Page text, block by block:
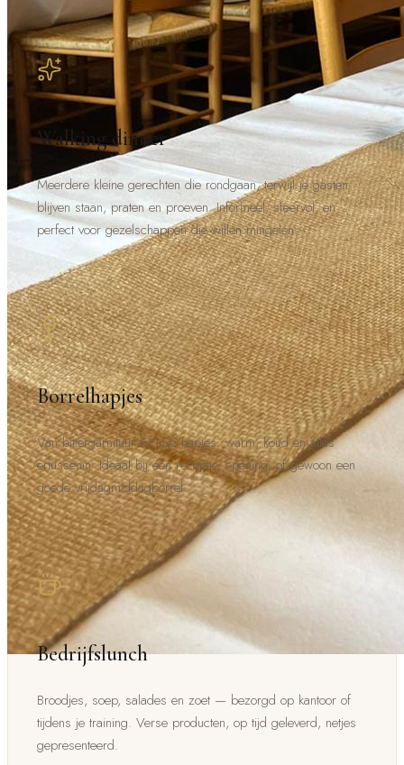
Walking dinner
Meerdere kleine gerechten die rondgaan, terwijl je gasten
blijven staan, praten en proeven. Informeel, sfeervol, en
perfect voor gezelschappen die willen mingelen.
Borrelhapjes
Van bittergarnituur tot luxe hapjes: warm, koud en alles
ertussenin. Ideaal bij een receptie, opening, of gewoon een
goede vrijdagmiddagborrel.
Bedrijfslunch
Broodjes, soep, salades en zoet — bezorgd op kantoor of
tijdens je training. Verse producten, op tijd geleverd, netjes
gepresenteerd.